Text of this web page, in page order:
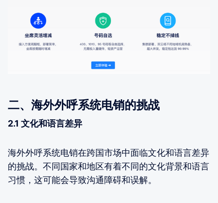
二、海外外呼系统电销的挑战
2.1 文化和语言差异
海外外呼系统电销在跨国市场中面临文化和语言差异
的挑战。不同国家和地区有着不同的文化背景和语言
习惯，这可能会导致沟通障碍和误解。